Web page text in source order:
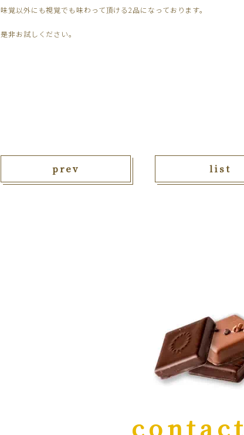
味覚以外にも視覚でも味わって頂ける2品になっております。
是非お試しください。
prev list
contact